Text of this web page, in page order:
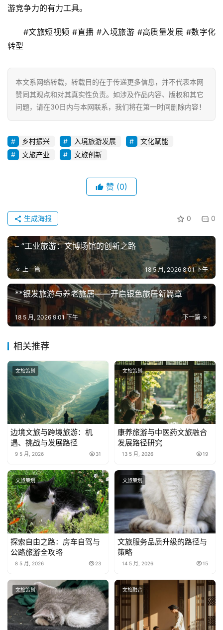
游竞争力的有力工具。
#文旅短视频 #直播 #入境旅游 #高质量发展 #数字化
转型
本文系网络转载，转载目的在于传递更多信息，并不代表本网
赞同其观点和对其真实性负责。如涉及作品内容、版权和其它
问题，请在30日内与本网联系，我们将在第一时间删除内容！
乡村振兴 入境旅游发展
文化赋能
文旅产业
文旅创新
赞 (0)
0 0
生成海报
– “工业旅游：文博场馆的创新之路
上一篇 18 5 月, 2026 8:01 下午
**银发旅游与养老旅居——开启银色旅居新篇章
下一篇
18 5 月, 2026 9:01 下午
相关推荐
文旅策划
边境文旅与跨境旅游：机
遇、挑战与发展路径
9 5 月, 2026 31
文旅策划
康养旅游与中医药文旅融合
发展路径研究
13 5 月, 2026 19
文旅策划
探索自由之路：房车自驾与
公路旅游全攻略
8 5 月, 2026 23
文旅策划
文旅服务品质升级的路径与
策略
14 5 月, 2026 15
文旅策划 文旅融合